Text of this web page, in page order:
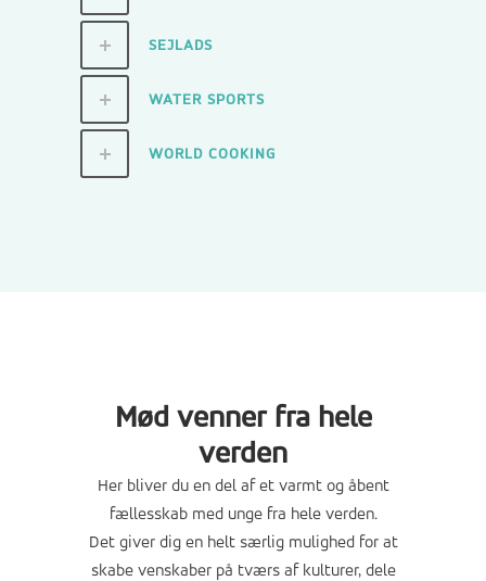
SEJLADS
WATER SPORTS
WORLD COOKING
Mød venner fra hele
verden
Her bliver du en del af et varmt og åbent
fællesskab med unge fra hele verden.
Det giver dig en helt særlig mulighed for at
skabe venskaber på tværs af kulturer, dele